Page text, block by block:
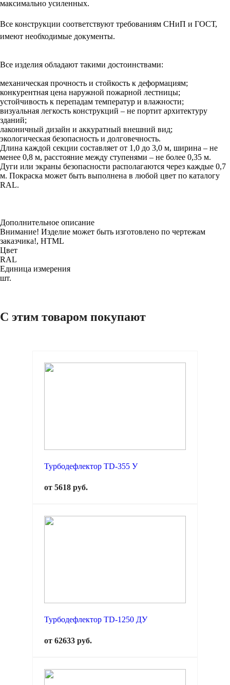
максимально усиленных.
Все конструкции соответствуют требованиям СНиП и ГОСТ,
имеют необходимые документы.
Все изделия обладают такими достоинствами:
механическая прочность и стойкость к деформациям;
конкурентная цена наружной пожарной лестницы;
устойчивость к перепадам температур и влажности;
визуальная легкость конструкций – не портит архитектуру
зданий;
лаконичный дизайн и аккуратный внешний вид;
экологическая безопасность и долговечность.
Длина каждой секции составляет от 1,0 до 3,0 м, ширина – не
менее 0,8 м, расстояние между ступенями – не более 0,35 м.
Дуги или экраны безопасности располагаются через каждые 0,7
м. Покраска может быть выполнена в любой цвет по каталогу
RAL.
Дополнительное описание
Внимание! Изделие может быть изготовлено по чертежам
заказчика!, HTML
Цвет
RAL
Единица измерения
шт.
С этим товаром покупают
Турбодефлектор TD-355 У
от 5618 руб.
Турбодефлектор TD-1250 ДУ
от 62633 руб.